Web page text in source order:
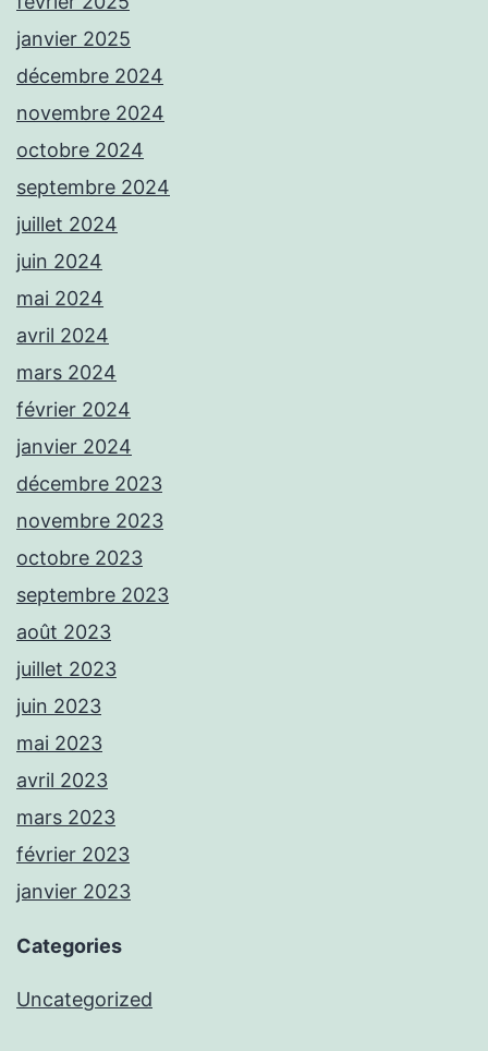
janvier 2025
décembre 2024
novembre 2024
octobre 2024
septembre 2024
juillet 2024
juin 2024
mai 2024
avril 2024
mars 2024
février 2024
janvier 2024
décembre 2023
novembre 2023
octobre 2023
septembre 2023
août 2023
juillet 2023
juin 2023
mai 2023
avril 2023
mars 2023
février 2023
janvier 2023
Categories
Uncategorized